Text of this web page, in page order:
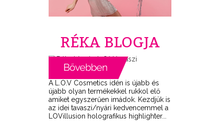
RÉKA BLOGJA
A L.O.V Cosmetics idén is újabb és
újabb olyan termékekkel rukkol elő
amiket egyszerűen imádok. Kezdjük is
az idei tavaszi/nyári kedvencemmel a
LOVillusion holografikus highlighter...